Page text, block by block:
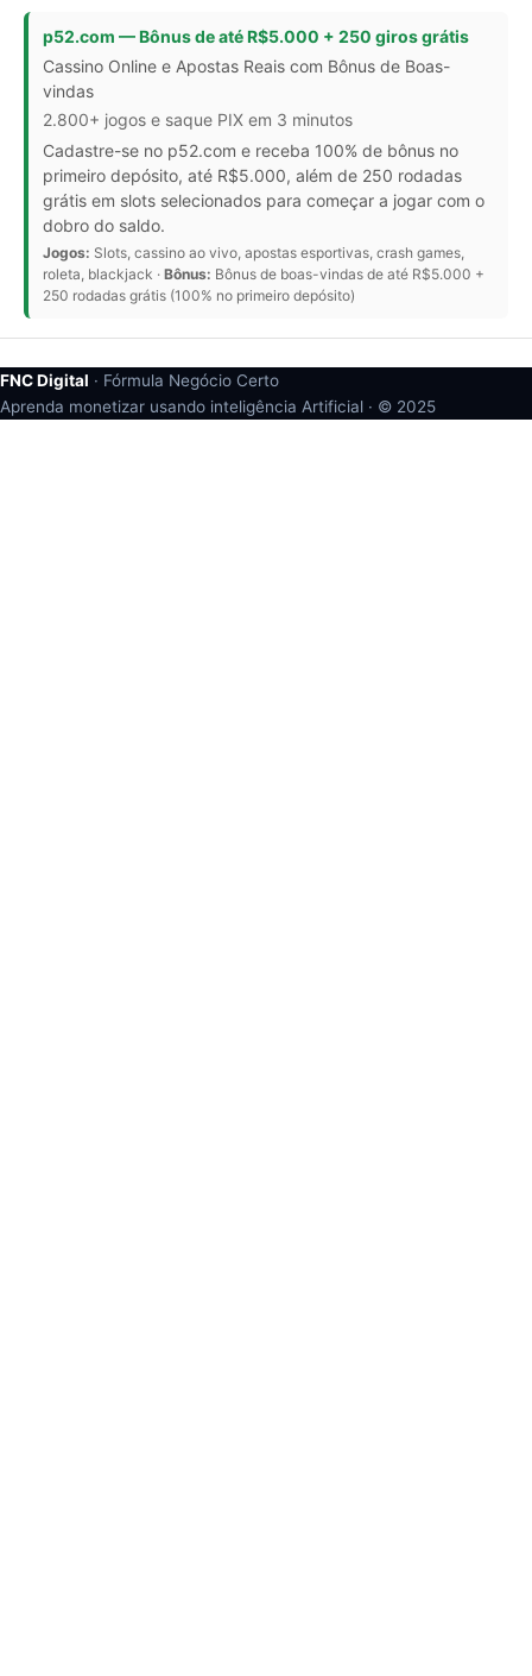
p52.com — Bônus de até R$5.000 + 250 giros grátis
Cassino Online e Apostas Reais com Bônus de Boas-
vindas
2.800+ jogos e saque PIX em 3 minutos
Cadastre-se no p52.com e receba 100% de bônus no
primeiro depósito, até R$5.000, além de 250 rodadas
grátis em slots selecionados para começar a jogar com o
dobro do saldo.
Jogos: Slots, cassino ao vivo, apostas esportivas, crash games,
roleta, blackjack · Bônus: Bônus de boas-vindas de até R$5.000 +
250 rodadas grátis (100% no primeiro depósito)
FNC Digital · Fórmula Negócio Certo
Aprenda monetizar usando inteligência Artificial · © 2025